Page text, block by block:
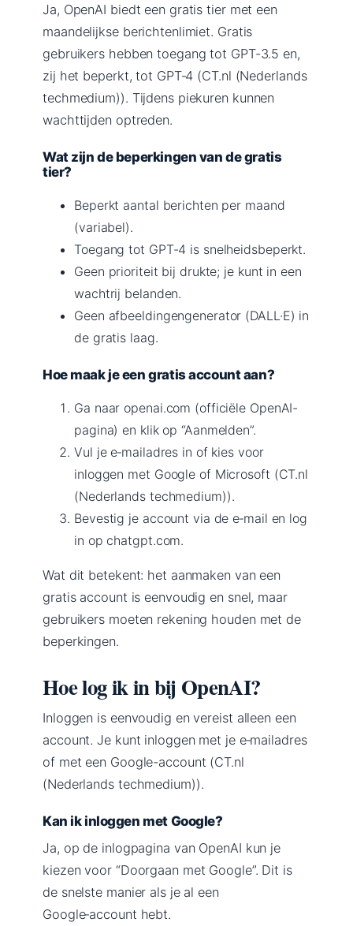
Ja, OpenAI biedt een gratis tier met een
maandelijkse berichtenlimiet. Gratis
gebruikers hebben toegang tot GPT-3.5 en,
zij het beperkt, tot GPT‑4 (CT.nl (Nederlands
techmedium)). Tijdens piekuren kunnen
wachttijden optreden.
Wat zijn de beperkingen van de gratis
tier?
Beperkt aantal berichten per maand
(variabel).
Toegang tot GPT-4 is snelheidsbeperkt.
Geen prioriteit bij drukte; je kunt in een
wachtrij belanden.
Geen afbeeldingengenerator (DALL·E) in
de gratis laag.
Hoe maak je een gratis account aan?
Ga naar openai.com (officiële OpenAI-
pagina) en klik op “Aanmelden”.
Vul je e‑mailadres in of kies voor
inloggen met Google of Microsoft (CT.nl
(Nederlands techmedium)).
Bevestig je account via de e‑mail en log
in op chatgpt.com.
Wat dit betekent: het aanmaken van een
gratis account is eenvoudig en snel, maar
gebruikers moeten rekening houden met de
beperkingen.
Hoe log ik in bij OpenAI?
Inloggen is eenvoudig en vereist alleen een
account. Je kunt inloggen met je e‑mailadres
of met een Google-account (CT.nl
(Nederlands techmedium)).
Kan ik inloggen met Google?
Ja, op de inlogpagina van OpenAI kun je
kiezen voor “Doorgaan met Google”. Dit is
de snelste manier als je al een
Google‑account hebt.